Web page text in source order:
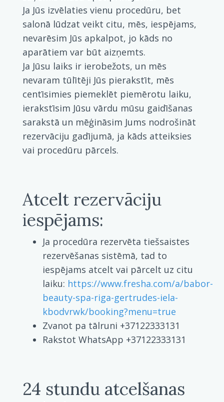
Ja Jūs izvēlaties vienu procedūru, bet
salonā lūdzat veikt citu, mēs, iespējams,
nevarēsim Jūs apkalpot, jo kāds no
aparātiem var būt aizņemts.
Ja Jūsu laiks ir ierobežots, un mēs
nevaram tūlītēji Jūs pierakstīt, mēs
centīsimies piemeklēt piemērotu laiku,
ierakstīsim Jūsu vārdu mūsu gaidīšanas
sarakstā un mēģināsim Jums nodrošināt
rezervāciju gadījumā, ja kāds atteiksies
vai procedūru pārcels.
Atcelt rezervāciju
iespējams:
Ja procedūra rezervēta tiešsaistes
rezervēšanas sistēmā, tad to
iespējams atcelt vai pārcelt uz citu
laiku: https://www.fresha.com/a/babor-
beauty-spa-riga-gertrudes-iela-
kbodvrwk/booking?menu=true
Zvanot pa tālruni +37122333131
Rakstot WhatsApp +37122333131
24 stundu atcelšanas